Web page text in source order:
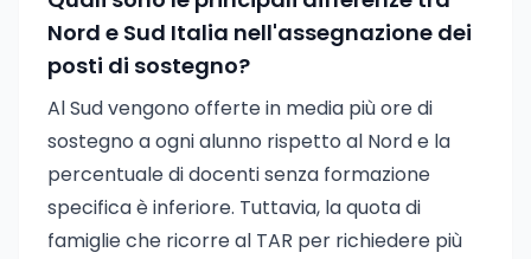
Nord e Sud Italia nell'assegnazione dei
posti di sostegno?
Al Sud vengono offerte in media più ore di
sostegno a ogni alunno rispetto al Nord e la
percentuale di docenti senza formazione
specifica è inferiore. Tuttavia, la quota di
famiglie che ricorre al TAR per richiedere più